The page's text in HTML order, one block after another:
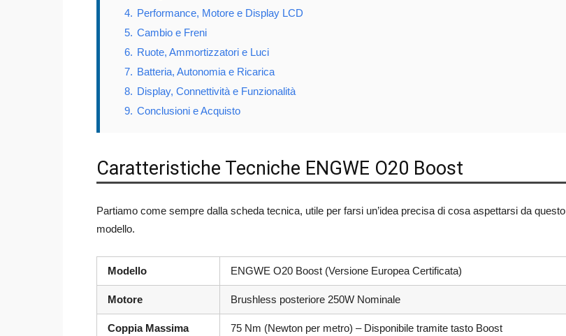
4. Performance, Motore e Display LCD
5. Cambio e Freni
6. Ruote, Ammortizzatori e Luci
7. Batteria, Autonomia e Ricarica
8. Display, Connettività e Funzionalità
9. Conclusioni e Acquisto
Caratteristiche Tecniche ENGWE O20 Boost
Partiamo come sempre dalla scheda tecnica, utile per farsi un’idea precisa di cosa aspettarsi da questo
modello.
Modello ENGWE O20 Boost (Versione Europea Certificata)
Motore Brushless posteriore 250W Nominale
Coppia Massima 75 Nm (Newton per metro) – Disponibile tramite tasto Boost